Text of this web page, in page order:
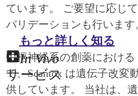
ています。 ご要望に応じ
バリデーションも行います
もっと詳しく知る
In Vivo
サービス
中枢神経系の創薬におけ
て、Scantox は遺伝子改変
供しています。 当社は、